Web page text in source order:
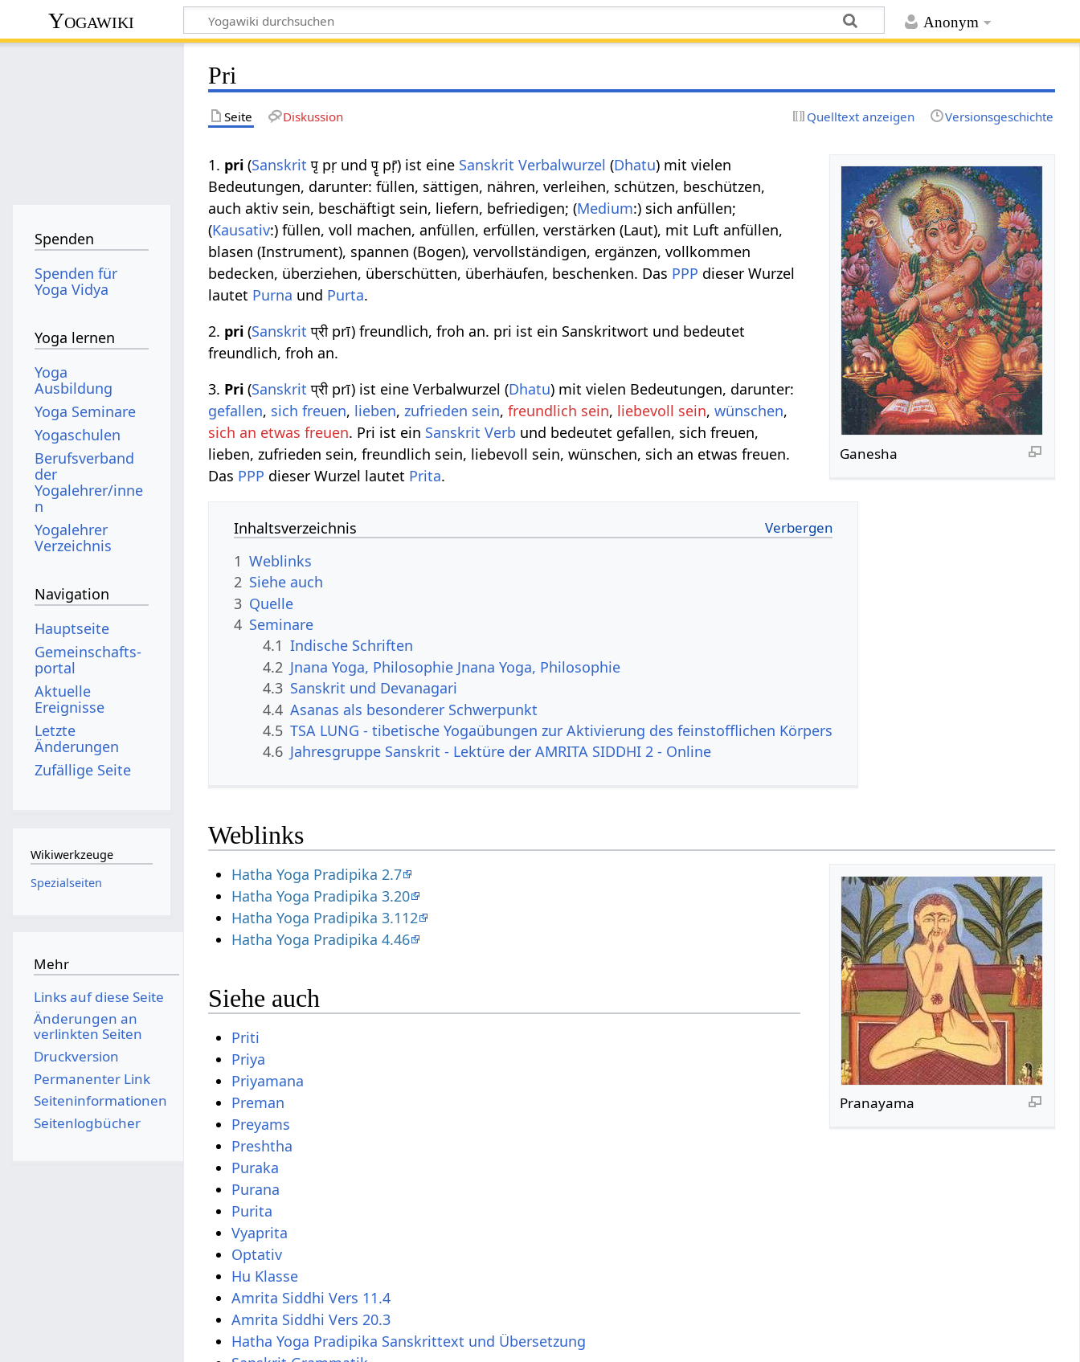
Anonym
Yogawiki
Pri
Seite Diskussion Quelltext anzeigen Versionsgeschichte
Ganesha
1. pri (Sanskrit पृ pṛ und पॄ pṝ) ist eine Sanskrit Verbalwurzel (Dhatu) mit vielen
Bedeutungen, darunter: füllen, sättigen, nähren, verleihen, schützen, beschützen,
auch aktiv sein, beschäftigt sein, liefern, befriedigen; (Medium:) sich anfüllen;
(Kausativ:) füllen, voll machen, anfüllen, erfüllen, verstärken (Laut), mit Luft anfüllen,
blasen (Instrument), spannen (Bogen), vervollständigen, ergänzen, vollkommen
bedecken, überziehen, überschütten, überhäufen, beschenken. Das PPP dieser Wurzel
lautet Purna und Purta.
2. pri (Sanskrit प्री prī) freundlich, froh an. pri ist ein Sanskritwort und bedeutet
freundlich, froh an.
3. Pri (Sanskrit प्री prī) ist eine Verbalwurzel (Dhatu) mit vielen Bedeutungen, darunter:
gefallen, sich freuen, lieben, zufrieden sein,freundlich sein, liebevoll sein,wünschen,
sich an etwas freuen. Pri ist ein Sanskrit Verb und bedeutet gefallen, sich freuen,
lieben, zufrieden sein, freundlich sein, liebevoll sein, wünschen, sich an etwas freuen.
Das PPP dieser Wurzel lautet Prita.
Inhaltsverzeichnis
1 Weblinks
2 Siehe auch
3 Quelle
4 Seminare
4.1 Indische Schriften
4.2 Jnana Yoga, Philosophie Jnana Yoga, Philosophie
4.3 Sanskrit und Devanagari
4.4 Asanas als besonderer Schwerpunkt
4.5 TSA LUNG - tibetische Yogaübungen zur Aktivierung des feinstofflichen Körpers
4.6 Jahresgruppe Sanskrit - Lektüre der AMRITA SIDDHI 2 - Online
Weblinks
Pranayama
Hatha Yoga Pradipika 2.7
Hatha Yoga Pradipika 3.20
Hatha Yoga Pradipika 3.112
Hatha Yoga Pradipika 4.46
Siehe auch
Priti
Priya
Priyamana
Preman
Preyams
Preshtha
Puraka
Purana
Purita
Vyaprita
Optativ
Hu Klasse
Amrita Siddhi Vers 11.4
Amrita Siddhi Vers 20.3
Hatha Yoga Pradipika Sanskrittext und Übersetzung
Spenden
Spenden für
Yoga Vidya
Yoga lernen
Yoga
Ausbildung
Yoga Seminare
Yogaschulen
Berufsverband
der
Yogalehrer/inne
n
Yogalehrer
Verzeichnis
Navigation
Hauptseite
Gemeinschafts­
portal
Aktuelle
Ereignisse
Letzte
Änderungen
Zufällige Seite
Wikiwerkzeuge
Spezialseiten
Mehr
Links auf diese Seite
Änderungen an
verlinkten Seiten
Druckversion
Permanenter Link
Seiten­­informationen
Seitenlogbücher